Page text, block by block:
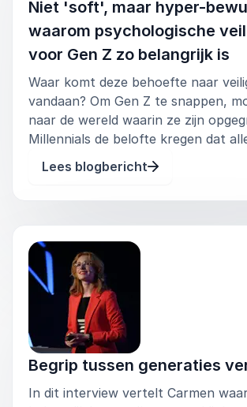
Niet 'soft', maar hyper-
waarom psychologische
voor Gen Z zo belangrijk is
Waar komt deze behoefte naar
vandaan? Om Gen Z te snappen,
naar de wereld waarin ze zijn
Millennials de belofte kregen dat
bereiken wat ze maar wilden,
hard studeerden, kreeg Gen Z al
Lees blogbericht
Begrip tussen generaties
In dit interview vertelt Carmen